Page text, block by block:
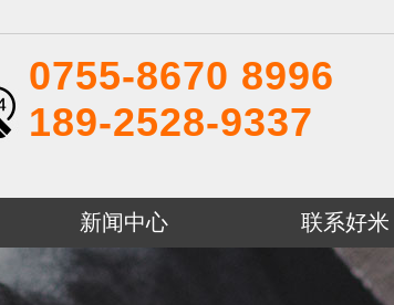
0755-8670 8996
189-2528-9337
新闻中心 联系好米